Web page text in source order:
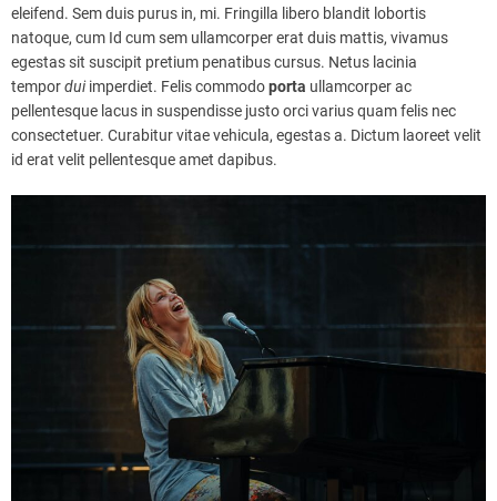
eleifend. Sem duis purus in, mi. Fringilla libero blandit lobortis
natoque, cum Id cum sem ullamcorper erat duis mattis, vivamus
egestas sit suscipit pretium penatibus cursus. Netus lacinia
temporduiimperdiet. Felis commodoporta ullamcorper ac
pellentesque lacus in suspendisse justo orci varius quam felis nec
consectetuer. Curabitur vitae vehicula, egestas a. Dictum laoreet velit
id erat velit pellentesque amet dapibus.